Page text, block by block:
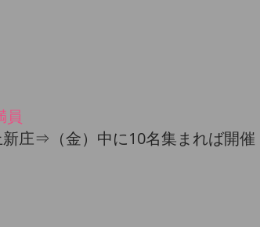
員
庄⇒（金）中に10名集まれば開催